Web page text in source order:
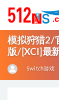
模拟狩猎2/
版/[XCI]最
Switch游戏